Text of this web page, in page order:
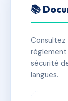
14
✓
📞
📚
sécurité
langues.